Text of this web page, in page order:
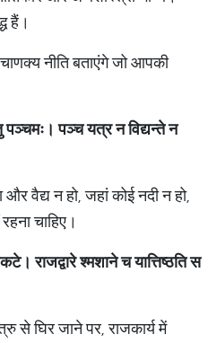
हैं।
नीति बताएंगे जो आपकी
पञ्चमः। पञ्चयत्रनविद्यन्तेन
और वैद्य न हो, जहां कोई नदी न हो,
चाहिए।
राजद्वारेश्मशानेचयात्तिष्ठतिस
से घिर जाने पर, राजकार्य में